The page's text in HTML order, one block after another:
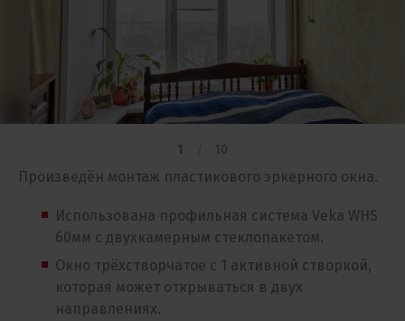
1 10
Произведён монтаж пластикового эркерного окна.
Использована профильная система Veka WHS
60мм с двухкамерным стеклопакетом.
Окно трёхстворчатое с 1 активной створкой,
которая может открываться в двух
направлениях.